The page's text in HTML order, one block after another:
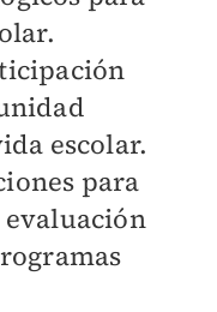
escolar.
para